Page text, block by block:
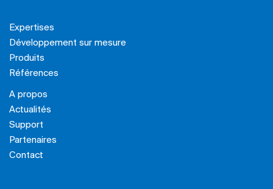
Expertises
Développement sur mesure
Produits
Références
A propos
Actualités
Support
Partenaires
Contact